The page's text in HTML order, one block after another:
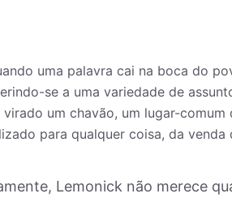
uma palavra cai na boca do
se a uma variedade de
virado um chavão, um lugar-
para qualquer coisa, da venda
Lemonick não merece